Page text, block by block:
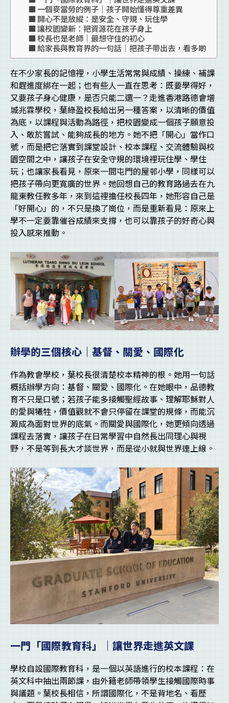
一個麥當勞的例子｜孩子開始懂得尊重差異
開心不是放縱：是安全、守規、玩住學
讓校園變新：把資源花在孩子身上
校長也是老師｜最想守住的初心
給家長與教育界的一句話｜把孩子帶出去，看多啲
在不少家長的記憶裡，小學生活常常與成績、操練、補課
和趕進度綁在一起；也有些人一直在思考：既要學得好，
又要孩子身心健康，是否只能二選一？走進香港路德會增
城兆霖學校，葉綠盈校長給出另一種答案，以清晰的價值
為底，以課程與活動為路徑，把校園變成一個孩子願意投
入、敢於嘗試、能夠成長的地方。她不把「開心」當作口
號，而是把它落實到課堂設計、校本課程、交流體驗與校
園空間之中，讓孩子在安全守規的環境裡玩住學、學住
玩；也讓家長看見，原來一間屯門的屋邨小學，同樣可以
把孩子帶向更寬廣的世界。她回想自己的教育路過去在九
龍東教任教多年，來到這裡擔任校長四年，她形容自己是
「好開心」的，不只是換了崗位，而是重新看見：原來上
學不一定要靠催谷成績來支撐，也可以靠孩子的好奇心與
投入感來推動。
辦學的三個核心｜基督、關愛、國際化
作為教會學校，葉校長很清楚校本精神的根。她用一句話
概括辦學方向：基督、關愛、國際化。在她眼中，品德教
育不只是口號；若孩子能多接觸聖經故事、理解耶穌對人
的愛與犧牲，價值觀就不會只停留在課堂的規條，而能沉
澱成為面對世界的底氣。而關愛與國際化，她更傾向透過
課程去落實，讓孩子在日常學習中自然長出同理心與視
野，不是等到長大才談世界，而是從小就與世界連上線。
一門「國際教育科」｜讓世界走進英文課
學校自設國際教育科，是一個以英語進行的校本課程：在
英文科中抽出兩節課，由外籍老師帶領學生接觸國際時事
與議題。葉校長相信，所謂國際化，不是背地名、看歷